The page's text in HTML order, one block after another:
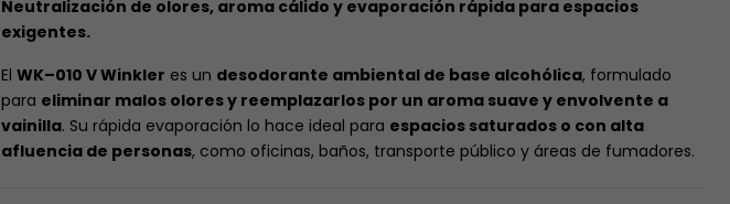
Neutralización de olores, aroma cálido y evaporación rápida para espacios
exigentes.
El WK–010 V Winkler es un desodorante ambiental de base alcohólica, formulado
para eliminar malos olores y reemplazarlos por un aroma suave y envolvente a
vainilla. Su rápida evaporación lo hace ideal para espacios saturados o con alta
afluencia de personas, como oficinas, baños, transporte público y áreas de fumadores.